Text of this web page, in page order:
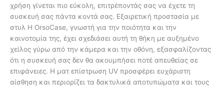
χρήση γίνεται πιο εύκολη, επιτρέποντάς σας να έχετε τη
συσκευή σας πάντα κοντά σας. Εξαιρετική προστασία με
στυλ Η OrsoCase, γνωστή για την ποιότητα και την
καινοτομία της, έχει σχεδιάσει αυτή τη θήκη με αυξημένο
χείλος γύρω από την κάμερα και την οθόνη, εξασφαλίζοντας
ότι η συσκευή σας δεν θα ακουμπήσει ποτέ απευθείας σε
επιφάνειες. Η ματ επίστρωση UV προσφέρει ευχάριστη
αίσθηση και περιορίζει τα δακτυλικά αποτυπώματα και τους